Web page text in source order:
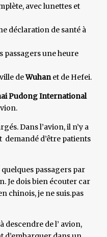
avec lunettes et
déclaration de santé à
passagers une heure
deWuhanet de Hefei.
Pudong International
Dans l’avion, il n’y a
demandé d’être patients
passagers par
Je dois bien écouter car
chinois, je ne suis.pas
descendre de l’ avion,